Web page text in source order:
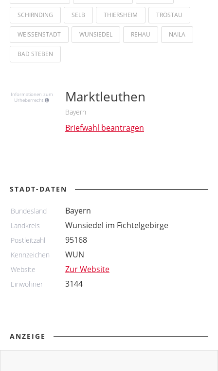
SCHIRNDING SELB THIERSHEIM TRÖSTAU
WEISSENSTADT WUNSIEDEL REHAU NAILA
BAD STEBEN
Informationen zum
Urheberrecht
Marktleuthen
Bayern
Briefwahl beantragen
STADT-DATEN
Bundesland Bayern
Landkreis Wunsiedel im Fichtelgebirge
Postleitzahl 95168
Kennzeichen WUN
Website Zur Website
Einwohner 3144
ANZEIGE